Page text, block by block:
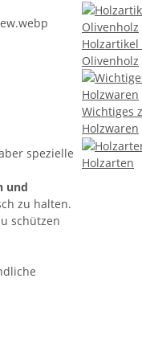
Holzartikel
Olivenholz
Wichtiges
Holzwaren
Holzarten
spezielle
und
zu halten.
schützen